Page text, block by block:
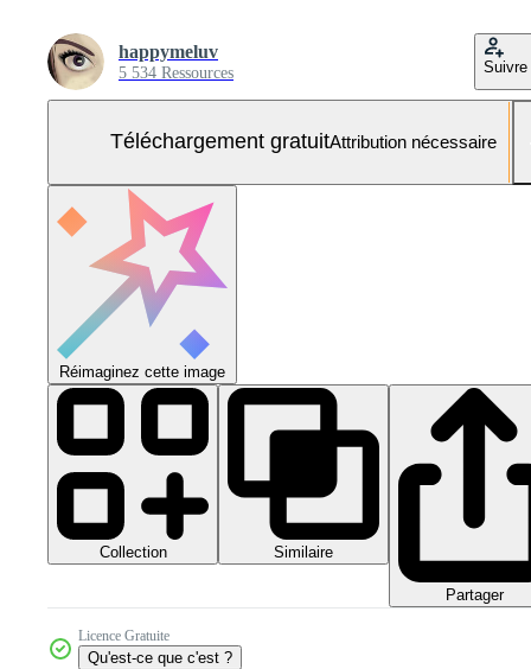
happymeluv
5 534 Ressources Suivre
Téléchargement gratuitAttribution nécessaire
Réimaginez cette image
Collection Similaire
Partager
Licence Gratuite
Qu'est-ce que c'est ?